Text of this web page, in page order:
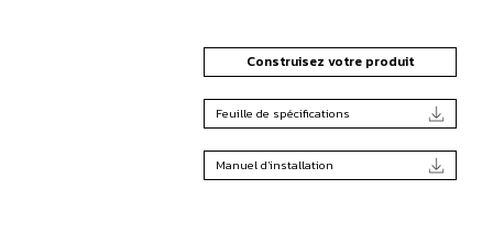
Construisez votre produit
Feuille de spécifications
Manuel d'installation